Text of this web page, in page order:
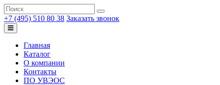
+7 (495) 510 80 38 Заказать звонок
Главная
Каталог
О компании
Контакты
ПО УВЭОС